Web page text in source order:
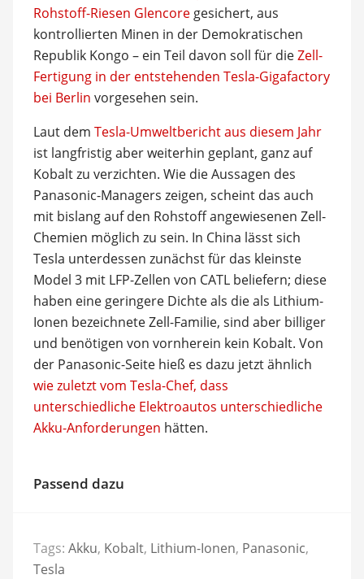
Rohstoff-Riesen Glencoregesichert, aus
kontrollierten Minen in der Demokratischen
Republik Kongo – ein Teil davon soll für dieZell-
Fertigung in der entstehenden Tesla-Gigafactory
bei Berlin vorgesehen sein.
Laut dem Tesla-Umweltbericht aus diesem Jahr
ist langfristig aber weiterhin geplant, ganz auf
Kobalt zu verzichten. Wie die Aussagen des
Panasonic-Managers zeigen, scheint das auch
mit bislang auf den Rohstoff angewiesenen Zell-
Chemien möglich zu sein. In China lässt sich
Tesla unterdessen zunächst für das kleinste
Model 3 mit LFP-Zellen von CATL beliefern; diese
haben eine geringere Dichte als die als Lithium-
Ionen bezeichnete Zell-Familie, sind aber billiger
und benötigen von vornherein kein Kobalt. Von
der Panasonic-Seite hieß es dazu jetzt ähnlich
wie zuletzt vom Tesla-Chef, dass
unterschiedliche Elektroautos unterschiedliche
Akku-Anforderungen hätten.
Passend dazu
Tags: Akku, Kobalt, Lithium-Ionen, Panasonic,
Tesla